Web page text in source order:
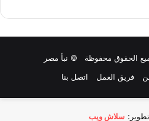
فريق العمل اتصل بنا
سلاش ويب